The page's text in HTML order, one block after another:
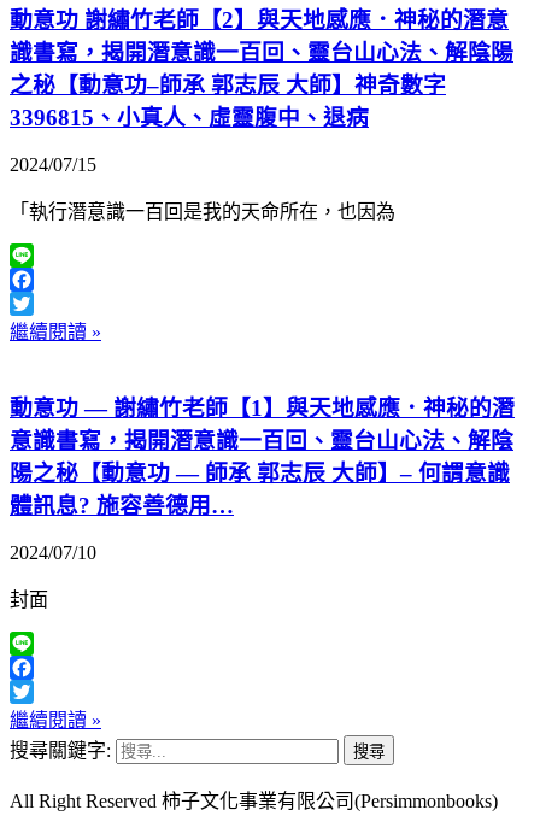
動意功 謝繡竹老師【2】與天地感應．神秘的潛意
識書寫，揭開潛意識一百回、靈台山心法、解陰陽
之秘【動意功–師承 郭志辰 大師】神奇數字
3396815、小真人、虛靈腹中、退病
2024/07/15
「執行潛意識一百回是我的天命所在，也因為
Line
Facebook
Twitter
繼續閱讀 »
動意功 — 謝繡竹老師【1】與天地感應．神秘的潛
意識書寫，揭開潛意識一百回、靈台山心法、解陰
陽之秘【動意功 — 師承 郭志辰 大師】– 何謂意識
體訊息? 施容善德用…
2024/07/10
封面
Line
Facebook
Twitter
繼續閱讀 »
搜尋關鍵字:
All Right Reserved 柿子文化事業有限公司(Persimmonbooks)